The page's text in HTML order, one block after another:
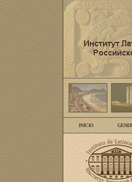
INICIO